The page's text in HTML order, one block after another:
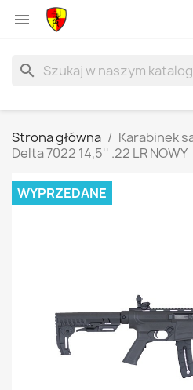

search
Strona główna
Karabinek
Delta 7022 14,5'' .22 LR NOWY
WYPRZEDANE